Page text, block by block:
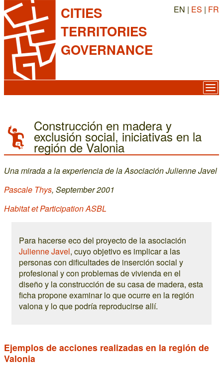
CITIES
TERRITORIES
GOVERNANCE
EN | ES | FR
Construcción en madera y
exclusión social, iniciativas en la
región de Valonia
Una mirada a la experiencia de la Asociación Julienne Javel
Pascale Thys, September 2001
Habitat et Participation ASBL
Para hacerse eco del proyecto de la asociación
Julienne Javel, cuyo objetivo es implicar a las
personas con dificultades de inserción social y
profesional y con problemas de vivienda en el
diseño y la construcción de su casa de madera, esta
ficha propone examinar lo que ocurre en la región
valona y lo que podría reproducirse allí.
Ejemplos de acciones realizadas en la región de
Valonia